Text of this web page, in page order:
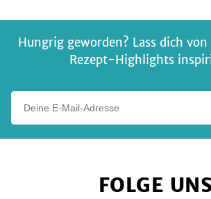
Hungrig geworden? Lass dich
Rezept-Highlights
FOLGE UNS